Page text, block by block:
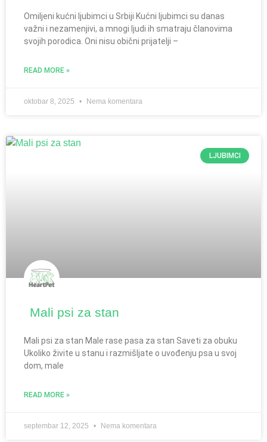
Omiljeni kućni ljubimci u Srbiji Kućni ljubimci su danas
važni i nezamenjivi, a mnogi ljudi ih smatraju članovima
svojih porodica. Oni nisu obični prijatelji –
READ MORE »
oktobar 8, 2025 Nema komentara
LJUBIMCI
Mali psi za stan
Mali psi za stan Male rase pasa za stan Saveti za obuku
Ukoliko živite u stanu i razmišljate o uvođenju psa u svoj
dom, male
READ MORE »
septembar 12, 2025 Nema komentara